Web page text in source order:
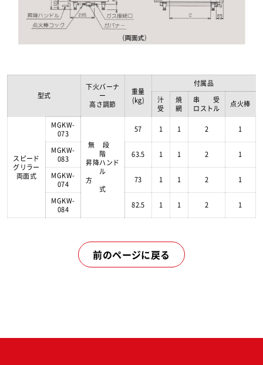
型式
下火バーナ
ー
高さ調節
重量
(kg)
付属品
汁
受
焼
網
串 受
ロストル
点火棒
スピード
グリラー
両面式
MGKW-
073
無 段
階
昇降ハンド
ル
方
式
57 1 1 2 1
MGKW-
083
63.5 1 1 2 1
MGKW-
074
73 1 1 2 1
MGKW-
084
82.5 1 1 2 1
前のページに戻る